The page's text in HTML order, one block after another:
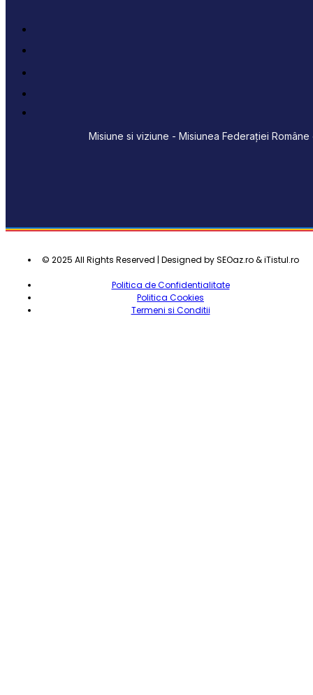
Misiune si viziune - Misiunea Federației
© 2025 All Rights Reserved | Designed by SEOaz.ro & iTistul.ro
Politica de Confidentialitate
Politica Cookies
Termeni si Conditii